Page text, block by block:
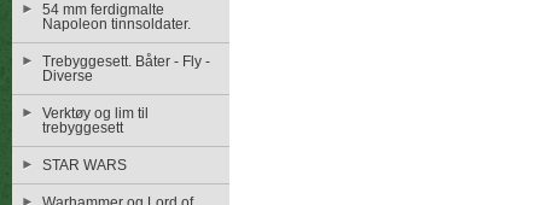
54 mm ferdigmalte
Napoleon tinnsoldater.
Trebyggesett. Båter - Fly -
Diverse
Verktøy og lim til
trebyggesett
STAR WARS